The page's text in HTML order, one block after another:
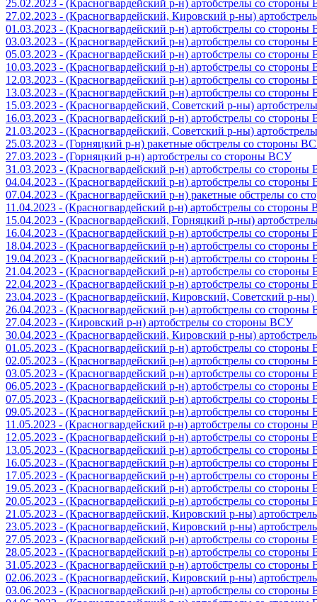
25.02.2023 - (Красногвардейский р-н) артобстрелы со
27.02.2023 - (Красногвардейский, Кировский р-ны)
01.03.2023 - (Красногвардейский р-н) артобстрелы со
03.03.2023 - (Красногвардейский р-н) артобстрелы со
05.03.2023 - (Красногвардейский р-н) артобстрелы со
10.03.2023 - (Красногвардейский р-н) артобстрелы со
12.03.2023 - (Красногвардейский р-н) артобстрелы со
13.03.2023 - (Красногвардейский р-н) артобстрелы со
15.03.2023 - (Красногвардейский, Советский р-ны)
16.03.2023 - (Красногвардейский р-н) артобстрелы со
21.03.2023 - (Красногвардейский, Советский р-ны)
25.03.2023 - (Горняцкий р-н) ракетные обстрелы со стороны
27.03.2023 - (Горняцкий р-н) артобстрелы со стороны ВСУ
31.03.2023 - (Красногвардейский р-н) артобстрелы со
04.04.2023 - (Красногвардейский р-н) артобстрелы со
07.04.2023 - (Красногвардейский р-н) ракетные обстрелы со
11.04.2023 - (Красногвардейский р-н) артобстрелы со стороны
15.04.2023 - (Красногвардейский, Горняцкий р-ны)
16.04.2023 - (Красногвардейский р-н) артобстрелы со
18.04.2023 - (Красногвардейский р-н) артобстрелы со
19.04.2023 - (Красногвардейский р-н) артобстрелы со
21.04.2023 - (Красногвардейский р-н) артобстрелы со
22.04.2023 - (Красногвардейский р-н) артобстрелы со
23.04.2023 - (Красногвардейский, Кировский, Советский р-
26.04.2023 - (Красногвардейский р-н) артобстрелы со
27.04.2023 - (Кировский р-н) артобстрелы со стороны ВСУ
30.04.2023 - (Красногвардейский, Кировский р-ны)
01.05.2023 - (Красногвардейский р-н) артобстрелы со
02.05.2023 - (Красногвардейский р-н) артобстрелы со
03.05.2023 - (Красногвардейский р-н) артобстрелы со
06.05.2023 - (Красногвардейский р-н) артобстрелы со
07.05.2023 - (Красногвардейский р-н) артобстрелы со
09.05.2023 - (Красногвардейский р-н) артобстрелы со
11.05.2023 - (Красногвардейский р-н) артобстрелы со стороны
12.05.2023 - (Красногвардейский р-н) артобстрелы со
13.05.2023 - (Красногвардейский р-н) артобстрелы со
16.05.2023 - (Красногвардейский р-н) артобстрелы со
17.05.2023 - (Красногвардейский р-н) артобстрелы со
19.05.2023 - (Красногвардейский р-н) артобстрелы со
20.05.2023 - (Красногвардейский р-н) артобстрелы со
21.05.2023 - (Красногвардейский, Кировский р-ны)
23.05.2023 - (Красногвардейский, Кировский р-ны)
27.05.2023 - (Красногвардейский р-н) артобстрелы со
28.05.2023 - (Красногвардейский р-н) артобстрелы со
31.05.2023 - (Красногвардейский р-н) артобстрелы со
02.06.2023 - (Красногвардейский, Кировский р-ны)
03.06.2023 - (Красногвардейский р-н) артобстрелы со